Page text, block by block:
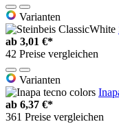
Varianten
ab 3,01 €*
42 Preise vergleichen
Varianten
ab 6,37 €*
361 Preise vergleichen